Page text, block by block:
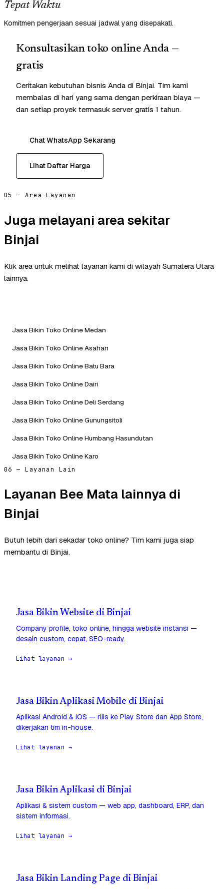
Tepat Waktu
Komitmen pengerjaan sesuai jadwal yang disepakati.
Konsultasikan toko online Anda —
gratis
Ceritakan kebutuhan bisnis Anda di Binjai. Tim kami
membalas di hari yang sama dengan perkiraan biaya —
dan setiap proyek termasuk server gratis 1 tahun.
Chat WhatsApp Sekarang
Lihat Daftar Harga
05 — Area Layanan
Juga melayani area sekitar
Binjai
Klik area untuk melihat layanan kami di wilayah Sumatera Utara
lainnya.
Jasa Bikin Toko Online Medan
Jasa Bikin Toko Online Asahan
Jasa Bikin Toko Online Batu Bara
Jasa Bikin Toko Online Dairi
Jasa Bikin Toko Online Deli Serdang
Jasa Bikin Toko Online Gunungsitoli
Jasa Bikin Toko Online Humbang Hasundutan
Jasa Bikin Toko Online Karo
06 — Layanan Lain
Layanan Bee Mata lainnya di
Binjai
Butuh lebih dari sekadar toko online? Tim kami juga siap
membantu di Binjai.
Jasa Bikin Website di Binjai
Company profile, toko online, hingga website instansi —
desain custom, cepat, SEO-ready.
Lihat layanan →
Jasa Bikin Aplikasi Mobile di Binjai
Aplikasi Android & iOS — rilis ke Play Store dan App Store,
dikerjakan tim in-house.
Lihat layanan →
Jasa Bikin Aplikasi di Binjai
Aplikasi & sistem custom — web app, dashboard, ERP, dan
sistem informasi.
Lihat layanan →
Jasa Bikin Landing Page di Binjai